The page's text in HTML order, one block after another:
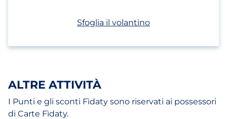
Sfoglia il volantino(apri in un nuovo
ALTRE ATTIVITÀ
I Punti e gli sconti Fìdaty sono riservati ai possessori
di Carte Fìdaty.